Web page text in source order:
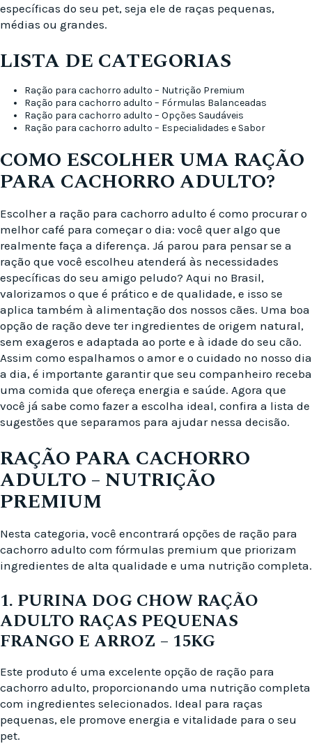
específicas do seu pet, seja ele de raças pequenas,
médias ou grandes.
LISTA DE CATEGORIAS
Ração para cachorro adulto – Nutrição Premium
Ração para cachorro adulto – Fórmulas Balanceadas
Ração para cachorro adulto – Opções Saudáveis
Ração para cachorro adulto – Especialidades e Sabor
COMO ESCOLHER UMA RAÇÃO
PARA CACHORRO ADULTO?
Escolher a ração para cachorro adulto é como procurar o
melhor café para começar o dia: você quer algo que
realmente faça a diferença. Já parou para pensar se a
ração que você escolheu atenderá às necessidades
específicas do seu amigo peludo? Aqui no Brasil,
valorizamos o que é prático e de qualidade, e isso se
aplica também à alimentação dos nossos cães. Uma boa
opção de ração deve ter ingredientes de origem natural,
sem exageros e adaptada ao porte e à idade do seu cão.
Assim como espalhamos o amor e o cuidado no nosso dia
a dia, é importante garantir que seu companheiro receba
uma comida que ofereça energia e saúde. Agora que
você já sabe como fazer a escolha ideal, confira a lista de
sugestões que separamos para ajudar nessa decisão.
RAÇÃO PARA CACHORRO
ADULTO – NUTRIÇÃO
PREMIUM
Nesta categoria, você encontrará opções de ração para
cachorro adulto com fórmulas premium que priorizam
ingredientes de alta qualidade e uma nutrição completa.
1. PURINA DOG CHOW RAÇÃO
ADULTO RAÇAS PEQUENAS
FRANGO E ARROZ – 15KG
Este produto é uma excelente opção de ração para
cachorro adulto, proporcionando uma nutrição completa
com ingredientes selecionados. Ideal para raças
pequenas, ele promove energia e vitalidade para o seu
pet.